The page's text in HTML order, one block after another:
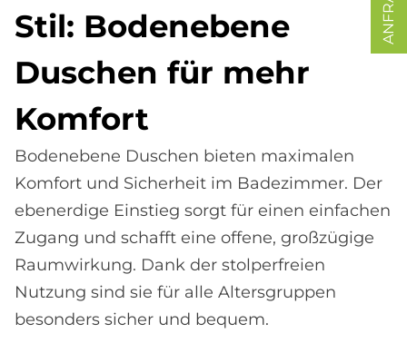
Stil: Bo­den­ebe­ne
Du­schen für mehr
Kom­fort
Bodenebene Duschen bieten maximalen
Komfort und Sicherheit im Badezimmer. Der
ebenerdige Einstieg sorgt für einen einfachen
Zugang und schafft eine offene, großzügige
Raumwirkung. Dank der stolperfreien
Nutzung sind sie für alle Altersgruppen
besonders sicher und bequem.